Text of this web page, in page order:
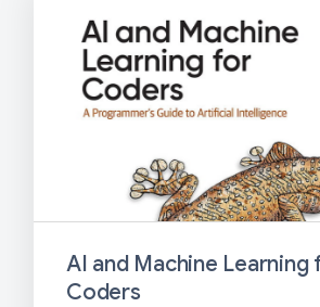
AI and Machine Learning
Coders